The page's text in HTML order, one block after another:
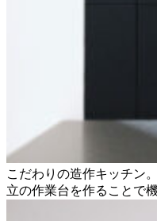
こだわりの造作キッチン
立の作業台を作ることで